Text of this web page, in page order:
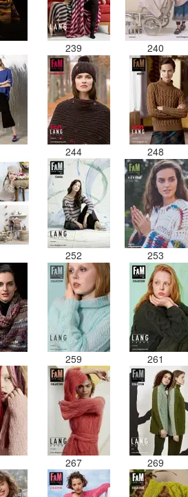
239 240
244 248
252 253
259 261
267 269